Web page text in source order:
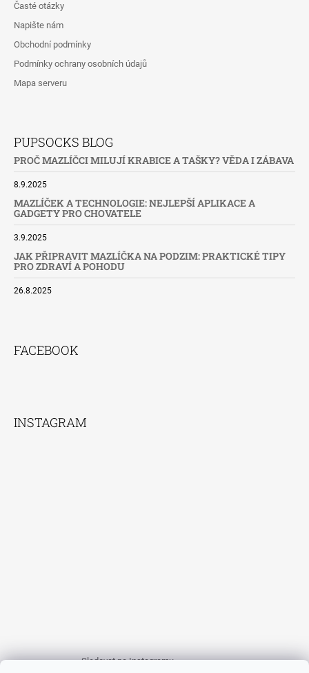
Časté otázky
Napište nám
Obchodní podmínky
Podmínky ochrany osobních údajů
Mapa serveru
PUPSOCKS BLOG
PROČ MAZLÍČCI MILUJÍ KRABICE A TAŠKY? VĚDA I ZÁBAVA
8.9.2025
MAZLÍČEK A TECHNOLOGIE: NEJLEPŠÍ APLIKACE A
GADGETY PRO CHOVATELE
3.9.2025
JAK PŘIPRAVIT MAZLÍČKA NA PODZIM: PRAKTICKÉ TIPY
PRO ZDRAVÍ A POHODU
26.8.2025
FACEBOOK
INSTAGRAM
Sledovat na Instagramu